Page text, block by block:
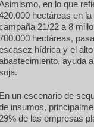
en lo que
hectáreas en
21/22 a 8
hectáreas,
hídrica y el
ayuda
En un escenario de
insumos,
29% de las empresas